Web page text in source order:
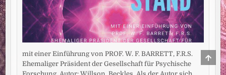
mit einer Einführung von PROF. W. F. BARRETT, F.R.S.
Ehemaliger Präsident der Gesellschaft für Psychische
TO
TOP